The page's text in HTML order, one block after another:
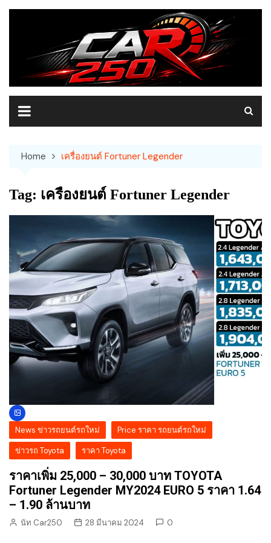
Skip
Home เครื่องยนต์ Fortuner Legender
Tag: เครื่องยนต์ Fortuner Legender
News ข่าวรถยนต์รถใหม่
Price ราคา รถยนต์รถใหม่
ข่าวรถ Toyota
ราคา Toyota
ราคาเพิ่ม 25,000 – 30,000 บาท TOYOTA
Fortuner Legender MY2024 EURO 5 ราคา 1.64
– 1.90 ล้านบาท
นัท Car250 28 มีนาคม 2024 0